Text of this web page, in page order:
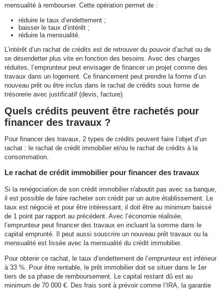
mensualité à rembourser. Cette opération permet de :
réduire le taux d’endettement ;
baisser le taux d’intérêt ;
réduire la mensualité.
L’intérêt d’un rachat de crédits est de retrouver du pouvoir d’achat ou de
se désendetter plus vite en fonction des besoins. Avec des charges
réduites, l’emprunteur peut envisager de financer un projet comme des
travaux dans un logement. Ce financement peut prendre la forme d’un
nouveau prêt ou être inclus dans le rachat de crédits sous forme de
trésorerie avec justificatif (devis, facture).
Quels crédits peuvent être rachetés pour
financer des travaux ?
Pour financer des travaux, 2 types de crédits peuvent faire l’objet d’un
rachat : le rachat de crédit immobilier et/ou le rachat de crédits à la
consommation.
Le rachat de crédit immobilier pour financer des travaux
Si la renégociation de son crédit immobilier n'aboutit pas avec sa banque,
il est possible de faire racheter son crédit par un autre établissement. Le
taux est négocié et pour être intéressant, il doit être au minimum baissé
de 1 point par rapport au précédent. Avec l’économie réalisée,
l’emprunteur peut financer des travaux en incluant la somme dans le
capital emprunté. Il peut aussi souscrire un nouveau prêt travaux ou la
mensualité est lissée avec la mensualité du crédit immobilier.
Pour obtenir ce rachat, le taux d’endettement de l’emprunteur est inférieur
à 33 %. Pour être rentable, le prêt immobilier doit se situer dans le 1er
tiers de sa phase de remboursement. Le capital restant dû est au
minimum de 70 000 €. Des frais sont à prévoir comme l’IRA, la garantie